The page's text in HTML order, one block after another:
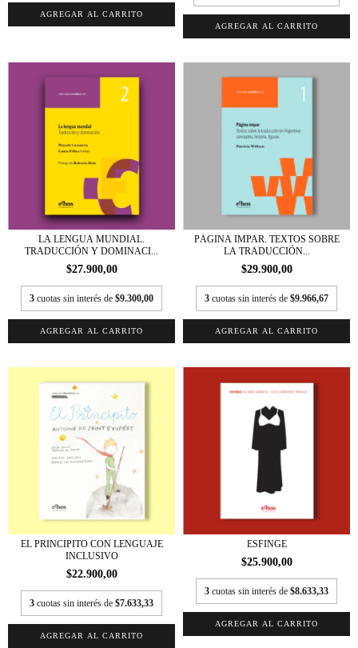
LA LENGUA MUNDIAL.
TRADUCCIÓN Y DOMINACI...
$27.900,00
3 cuotas sin interés de $9.300,00
PÁGINA IMPAR. TEXTOS SOBRE
LA TRADUCCIÓN...
$29.900,00
3 cuotas sin interés de $9.966,67
EL PRINCIPITO CON LENGUAJE
INCLUSIVO
$22.900,00
3 cuotas sin interés de $7.633,33
ESFINGE
$25.900,00
3 cuotas sin interés de $8.633,33